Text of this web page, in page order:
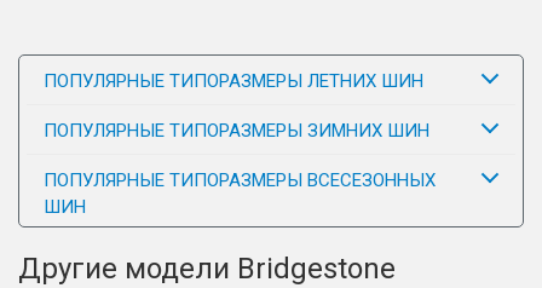
ПОПУЛЯРНЫЕ ТИПОРАЗМЕРЫ ЛЕТНИХ ШИН
ПОПУЛЯРНЫЕ ТИПОРАЗМЕРЫ ЗИМНИХ ШИН
ПОПУЛЯРНЫЕ ТИПОРАЗМЕРЫ ВСЕСЕЗОННЫХ
ШИН
Другие модели Bridgestone